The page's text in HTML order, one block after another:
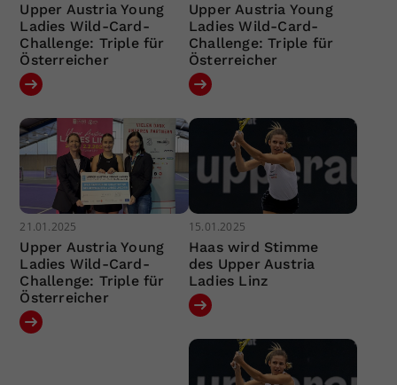
Upper Austria Young
Ladies Wild-Card-
Challenge: Triple für
Österreicher
Upper Austria Young
Ladies Wild-Card-
Challenge: Triple für
Österreicher
21.01.2025
Upper Austria Young
Ladies Wild-Card-
Challenge: Triple für
Österreicher
15.01.2025
Haas wird Stimme
des Upper Austria
Ladies Linz